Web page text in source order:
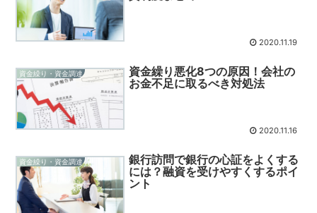
2020.11.19
資金繰り・資金調達
資金繰り悪化8つの原因！会社の
お金不足に取るべき対処法
2020.11.16
資金繰り・資金調達
銀行訪問で銀行の心証をよくする
には？融資を受けやすくするポイ
ント